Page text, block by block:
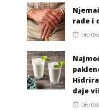
rade i
06/
daje
06/